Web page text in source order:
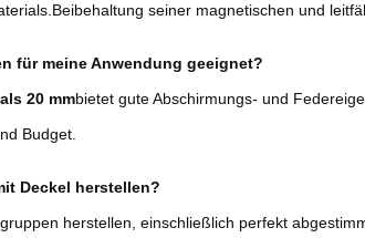
seiner magnetischen und
für meine Anwendung geeignet?
20 mmbietet gute Abschirmungs- und
Budget.
Deckel herstellen?
herstellen, einschließlich perfekt